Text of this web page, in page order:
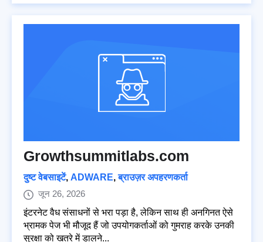
Growthsummitlabs.com
दुष्ट वेबसाइटें, ADWARE,ब्राउज़र अपहरणकर्ता
जून 26, 2026
इंटरनेट वैध संसाधनों से भरा पड़ा है, लेकिन साथ ही अनगिनत ऐसे
भ्रामक पेज भी मौजूद हैं जो उपयोगकर्ताओं को गुमराह करके उनकी
सुरक्षा को खतरे में डालने...